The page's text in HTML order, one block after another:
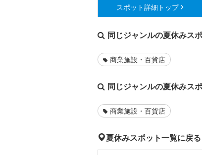
スポット詳細 トップ
同じジャンルの夏休みス
商業施設・百貨店
同じジャンルの夏休みス
商業施設・百貨店
夏休みスポット一覧に戻る